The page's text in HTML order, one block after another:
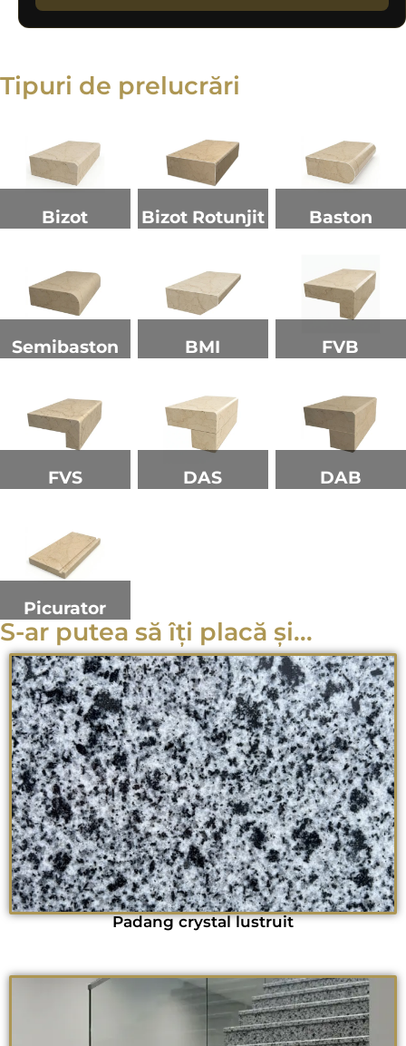
Tipuri de prelucrări
Bizot Bizot Rotunjit Baston
Semibaston BMI FVB
FVS DAS DAB
Picurator
S-ar putea să îți placă și...
Padang crystal lustruit